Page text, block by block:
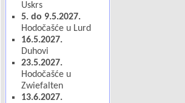
Uskrs
5. do 9.5.2027.
Hodočašće u Lurd
16.5.2027.
Duhovi
23.5.2027.
Hodočašće u
Zwiefalten
13.6.2027.